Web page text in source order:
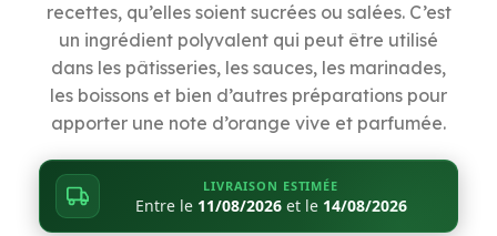
recettes, qu’elles soient sucrées ou salées. C’est
un ingrédient polyvalent qui peut être utilisé
dans les pâtisseries, les sauces, les marinades,
les boissons et bien d’autres préparations pour
apporter une note d’orange vive et parfumée.
LIVRAISON ESTIMÉE
Entre le 11/08/2026et le 14/08/2026